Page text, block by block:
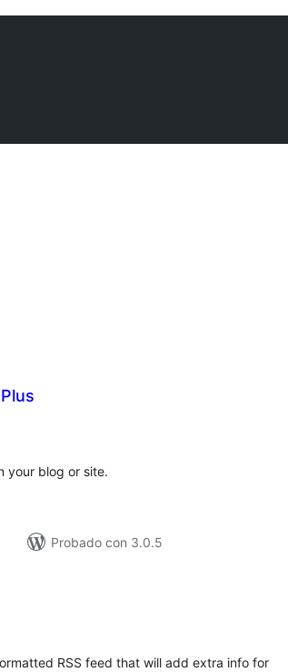
your blog or site.
Probado con 3.0.5
RSS feed that will add extra info for